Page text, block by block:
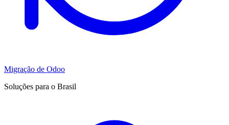
Migração de Odoo
Soluções para o Brasil